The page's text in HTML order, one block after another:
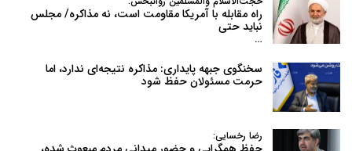
راه مقابله با آمریکا مقاومت است، نه مذاکره/ مجلس
نباید حتی
…
سخنگوی جبهه پایداری: مذاکره نتیجه‌ای ندارد، اما
حرمت مسئولان حفظ شود
رضا رخسایی: